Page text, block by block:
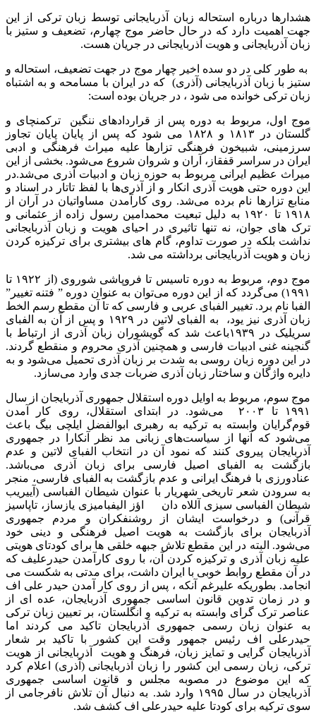
هشدارها درباره استحاله زبان آذربایجانی توسط زبان ترکی از این
جهت اهمیت دارد که در حال حاضر موج چهارم، تضعیف و ستیز با
زبان آذربایجانی و هویت آذربایجانی در جریان هست.
به طور کلی در دو سده اخیر چهار موج در جهت تضعیف، استحاله و
ستیز با زبان آذربایجانی (آذری) که در ایران با مسامحه و به اشتباه
زبان ترکی خوانده می شود ، در جریان بوده است:
موج اول، مربوط به دوره پس از قراردادهای ننگین ترکمنچای و
گلستان در ۱۸۱۳ و ۱۸۲۸ می شود که پس از پایان پایان تجاوز
سرزمینی، شبیخون فرهنگی تزارها علیه میراث فرهنگی و ادبی
ایران در سراسر قفقاز، آران و شروان شروع می‌شود. بخشی از این
میراث عظیم ایرانی مربوط به حوزه زبان و ادبیات آذری می‌شد.در
این دوره حتی هویت آذری انکار و از آذری‌ها با لفظ تاتار در اسناد و
منابع تزارها نام برده می‌شد. روی کارآمدن مساواتیان در آران از
۱۹۱۸ تا ۱۹۲۰ به دلیل تبعیت محمدامین رسول زاده از عثمانی و
ترک های جوان، نه تنها تاثیری در احیای هویت و زبان آذربایجانی
نداشت بلکه در صورت تداوم، گام های بیشتری برای ترکیزه کردن
زبان و هویت آذربایجانی برداشته می شد.
موج دوم، مربوط به دوره تاسیس تا فروپاشی شوروی (از ۱۹۲۲ تا
۱۹۹۱) می‌گردد که از این دوره می‌توان به عنوان دوره ” فتنه تغییر”
الفبا نام برد. تغییر الفبای عربی و فارسی که تا آن مقطع رسم الخط
زبان آذری نیز یود، به الفبای لاتین در ۱۹۲۹ و پس از آن به الفبای
سریلیک در ۱۹۳۹باعث شد که گویشوران زبان آذری از ارتباط با
گنجینه غنی ادبیات فارسی و همچنین آذری محروم و منقطع گردند.
در این دوره زبان روسی به شدت بر زبان آذری تحمیل می‌شود و به
دایره واژگان و ساختار زبان آذری ضربات جدی وارد می‌سازد.
موج سوم، مربوط به اوایل دوره استقلال جمهوری آذربایجان از سال
۱۹۹۱ تا ۲۰۰۳ می‌شود. در ابتدای استقلال، روی کار آمدن
قوم‌گرایان وابسته به ترکیه به رهبری ابوالفضل ایلچی بیگ باعث
می‌شود که آنها از سیاست‌های زبانی مد نظر آنکارا در جمهوری
آذربایجان پیروی کنند که نمود آن در انتخاب الفبای لاتین و عدم
بازگشت به الفبای اصیل فارسی برای زبان آذری می‌باشد.
عنادورزی با فرهنگ ایرانی و عدم بازگشت به الفبای فارسی، منجر
به سرودن شعر تاریخی شهریار با عنوان شیطان الفباسی (آییریب
شیطان الفباسی سیزی آللاه دان اؤز الیفبامیزی یازساز، تاپاسیز
قرآنی) و درخواست ایشان از روشنفکران و مردم جمهوری
آذربایجان برای بازگشت به هویت اصیل فرهنگی و دینی خود
می‌شود. البته در این مقطع تلاش جبهه خلقی ها برای کودتای هویتی
علیه زبان آذری و ترکیزه کردن آن، با روی کارآمدن حیدرعلیف که
در آن مقطع روابط خوبی با ایران داشت، برای مدتی به شکست می
انجامد. بطوریکه علیرغم آنکه ، پس از روی کار آمدن حیدر علی اف
و در زمان تدوین قانون اساسی جمهوری آذربایجان، عده ای از
عناصر ترک گرای وابسته به ترکیه و انگلستان، بر تعیین زبان ترکی
به عنوان زبان رسمی جمهوری آذربایجان تاکید می کردند اما
حیدرعلی اف رئیس جمهور وقت این کشور با تاکید بر شعار
آذربایجان گرایی و تمایز زبان، فرهنگ و هویت آذربایجانی از هویت
ترکی، زبان رسمی این کشور را زبان آذربایجانی (آذری) اعلام کرد
که این موضوع در مصوبه مجلس و قانون اساسی جمهوری
آذربایجان در سال ۱۹۹۵ وارد شد. به دنبال آن تلاش نافرجامی از
سوی ترکیه برای کودتا علیه حیدرعلی اف کشف شد.